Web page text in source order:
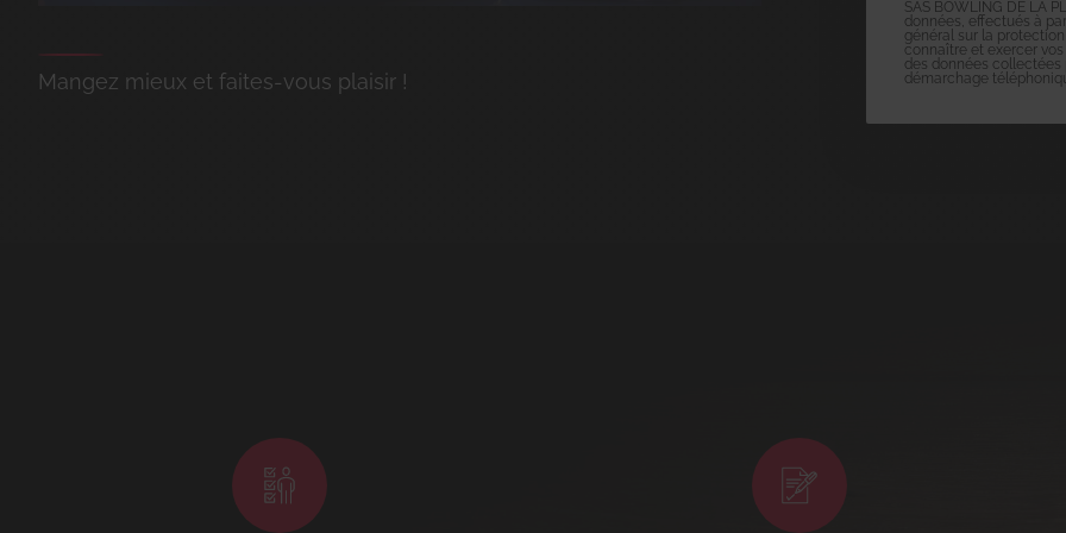
Mangez mieux et faites-vous plaisir !
SAS BOWLING DE LA
données, effectués à
général sur la
connaître et exercer
des données
démarchage